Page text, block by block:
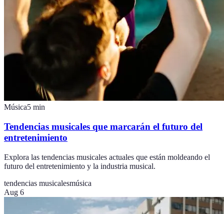
Música5 min
Tendencias musicales que marcarán el futuro del
entretenimiento
Explora las tendencias musicales actuales que están moldeando el
futuro del entretenimiento y la industria musical.
tendencias musicalesmúsica
Aug 6